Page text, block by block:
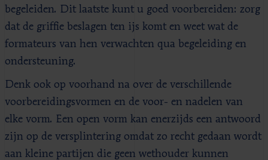
begeleiden. Dit laatste kunt u goed voorbereiden: zorg
dat de griffie beslagen ten ijs komt en weet wat de
formateurs van hen verwachten qua begeleiding en
ondersteuning.
Denk ook op voorhand na over de verschillende
voorbereidingsvormen en de voor- en nadelen van
elke vorm. Een open vorm kan enerzijds een antwoord
zijn op de versplintering omdat zo recht gedaan wordt
aan kleine partijen die geen wethouder kunnen